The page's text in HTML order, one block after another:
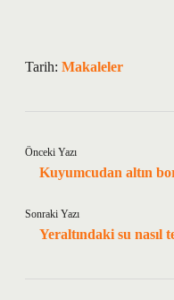
Tarih: Makaleler
Önceki Yazı
Kuyumcudan altın
Sonraki Yazı
Yeraltındaki su nasıl